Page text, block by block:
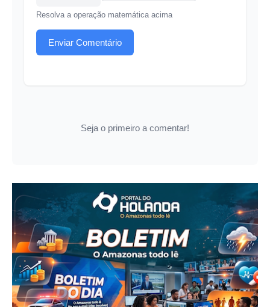
Resolva a operação matemática acima
Enviar Comentário
Seja o primeiro a comentar!